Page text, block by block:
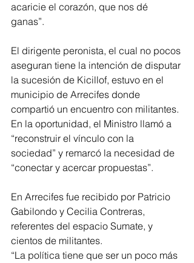
acaricie el corazón, que nos dé
ganas”.
El dirigente peronista, el cual no pocos
aseguran tiene la intención de disputar
la sucesión de Kicillof, estuvo en el
municipio de Arrecifes donde
compartió un encuentro con militantes.
En la oportunidad, el Ministro llamó a
“reconstruir el vínculo con la
sociedad” y remarcó la necesidad de
“conectar y acercar propuestas”.
En Arrecifes fue recibido por Patricio
Gabilondo y Cecilia Contreras,
referentes del espacio Sumate, y
cientos de militantes.
“La política tiene que ser un poco más